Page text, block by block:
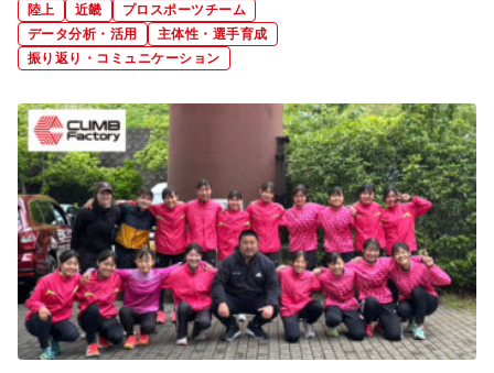
陸上 近畿
プロスポーツチーム
データ分析・活用
主体性・選手育成
振り返り・コミュニケーション